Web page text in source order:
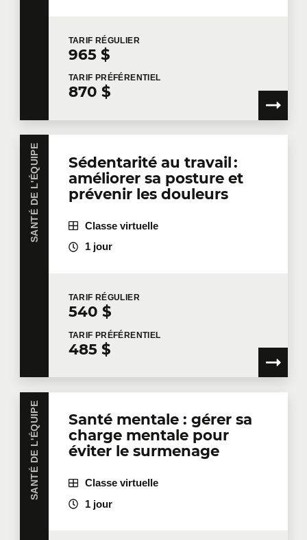
quotidien.
Santé mentale
Gestion du stress et de la charge mentale :
Prévention de l’épuisement professionnel :
repérer les signaux, agir tôt, soutenir les
collègues.
Reconnaissance, cohésion, écoute : parce qu’un
climat sain est le socle d’une équipe durable.
Des formations concrètes, utiles et
Nos formations sont conçues pour être pratiques,
mobilisantes et adaptables à votre réalité. Que vous
souhaitiez améliorer la santé de votre équipe,
renforcer votre rôle de gestionnaire ou simplement
TARIF RÉGULIER
965 $
TARIF PRÉFÉRENTIEL
870 $
SANTÉ DE L'ÉQUIPE
Sédentarité au travail :
améliorer sa posture et
prévenir les douleurs
Classe virtuelle
1 jour
TARIF RÉGULIER
540 $
TARIF PRÉFÉRENTIEL
485 $
SANTÉ DE L'ÉQUIPE
Santé mentale : gérer sa
charge mentale pour
éviter le surmenage
Classe virtuelle
1 jour